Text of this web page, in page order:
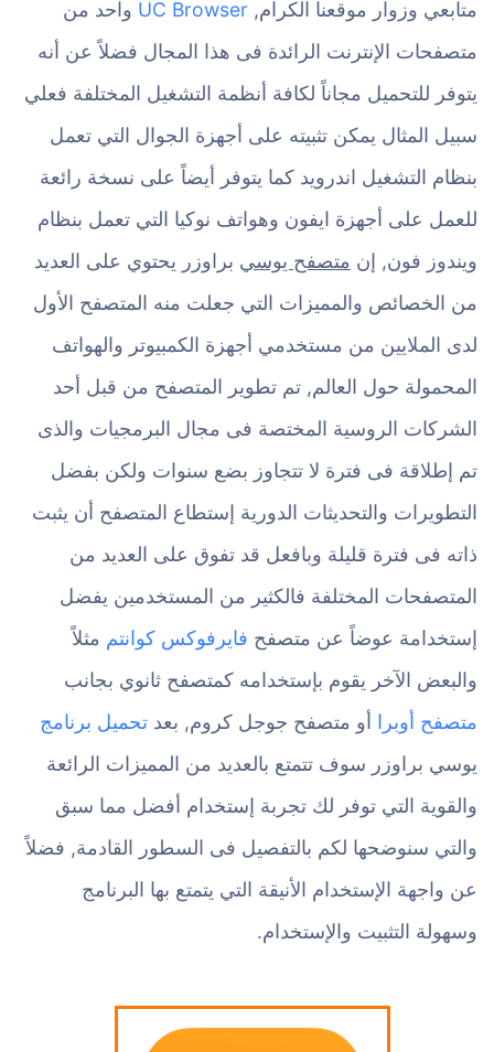
متابعي وزوار موقعنا الكرام, UC Browser واحد من
متصفحات الإنترنت الرائدة فى هذا المجال فضلاً عن أنه
يتوفر للتحميل مجاناً لكافة أنظمة التشغيل المختلفة فعلي
سبيل المثال يمكن تثبيته على أجهزة الجوال التي تعمل
بنظام التشغيل اندرويد كما يتوفر أيضاً على نسخة رائعة
للعمل على أجهزة ايفون وهواتف نوكيا التي تعمل بنظام
ويندوز فون, إن متصفح يوسي براوزر يحتوي على العديد
من الخصائص والمميزات التي جعلت منه المتصفح الأول
لدى الملايين من مستخدمي أجهزة الكمبيوتر والهواتف
المحمولة حول العالم, تم تطوير المتصفح من قبل أحد
الشركات الروسية المختصة فى مجال البرمجيات والذى
تم إطلاقة فى فترة لا تتجاوز بضع سنوات ولكن بفضل
التطويرات والتحديثات الدورية إستطاع المتصفح أن يثبت
ذاته فى فترة قليلة وبافعل قد تفوق على العديد من
المتصفحات المختلفة فالكثير من المستخدمين يفضل
إستخدامة عوضاً عن متصفح فايرفوكس كوانتم مثلاً
والبعض الآخر يقوم بإستخدامه كمتصفح ثانوي بجانب
متصفح أوبرا أو متصفح جوجل كروم, بعد تحميل برنامج
يوسي براوزر سوف تتمتع بالعديد من المميزات الرائعة
والقوية التي توفر لك تجربة إستخدام أفضل مما سبق
والتي سنوضحها لكم بالتفصيل فى السطور القادمة, فضلاً
عن واجهة الإستخدام الأنيقة التي يتمتع بها البرنامج
وسهولة التثبيت والإستخدام.